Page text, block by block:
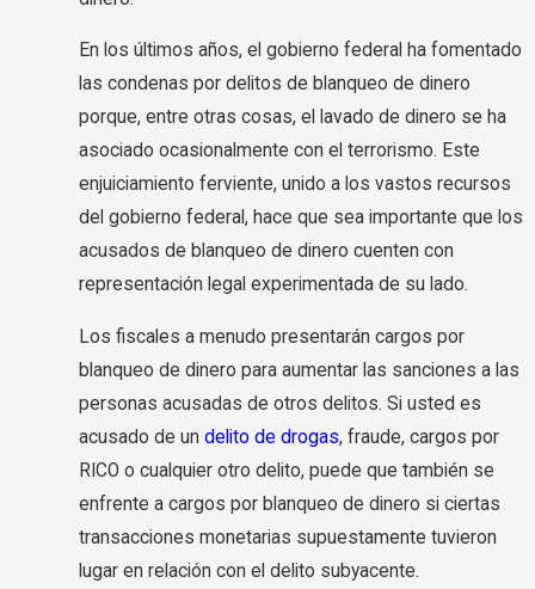
En los últimos años, el gobierno federal ha fomentado
las condenas por delitos de blanqueo de dinero
porque, entre otras cosas, el lavado de dinero se ha
asociado ocasionalmente con el terrorismo. Este
enjuiciamiento ferviente, unido a los vastos recursos
del gobierno federal, hace que sea importante que los
acusados de blanqueo de dinero cuenten con
representación legal experimentada de su lado.
Los fiscales a menudo presentarán cargos por
blanqueo de dinero para aumentar las sanciones a las
personas acusadas de otros delitos. Si usted es
acusado de un delito de drogas, fraude, cargos por
RICO o cualquier otro delito, puede que también se
enfrente a cargos por blanqueo de dinero si ciertas
transacciones monetarias supuestamente tuvieron
lugar en relación con el delito subyacente.